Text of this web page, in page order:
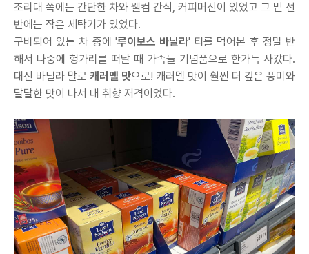
조리대 쪽에는 간단한 차와 웰컴 간식, 커피머신이 있었고 그 밑 선
반에는 작은 세탁기가 있었다.
구비되어 있는 차 중에 '루이보스 바닐라' 티를 먹어본 후 정말 반
해서 나중에 헝가리를 떠날 때 가족들 기념품으로 한가득 사갔다.
대신 바닐라 말로 캐러멜 맛으로! 캐러멜 맛이 훨씬 더 깊은 풍미와
달달한 맛이 나서 내 취향 저격이었다.